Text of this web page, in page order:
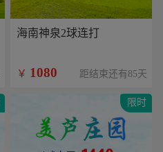
海南神泉2球连打
￥ 1080 距结束还有85天
限时